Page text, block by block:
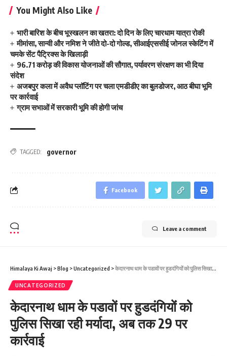
You Might Also Like
भारी बारिश के बीच भूस्खलन का खतरा: दो दिन के लिए चारधाम यात्रा रोकी
मीमांसा, सान्वी और नमिश ने जीते दो-दो गोल्ड, सीआईएससीई जोनल स्केटिंग में
चमके सेंट पैट्रिक्स के खिलाड़ी
96.71 करोड़ की विकास योजनाओं की सौगात, पर्यावरण संरक्षण का भी दिया
संदेश
अजबपुर कला में अवैध प्लॉटिंग पर चला एमडीडीए का बुलडोजर, आठ बीघा भूमि
पर कार्रवाई
ग्राम सभाओं में सरकारी भूमि की होगी जांच
TAGGED: governor
Facebook
Leave a comment
Himalaya Ki Awaj >Blog >Uncategorized >केदारनाथ धाम के पडावों पर हुडदंगियोंं को पुलिस सिखा रही मर्यादा, अब तक 29 पर कार्रवाई
UNCATEGORIZED
केदारनाथ धाम के पडावों पर हुडदंगियोंं को
पुलिस सिखा रही मर्यादा, अब तक 29 पर
कार्रवाई